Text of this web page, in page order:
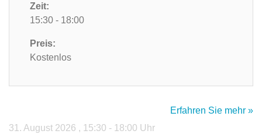
Zeit:
15:30 - 18:00
Preis:
Kostenlos
Erfahren Sie mehr »
31. August 2026 , 15:30 - 18:00 Uhr